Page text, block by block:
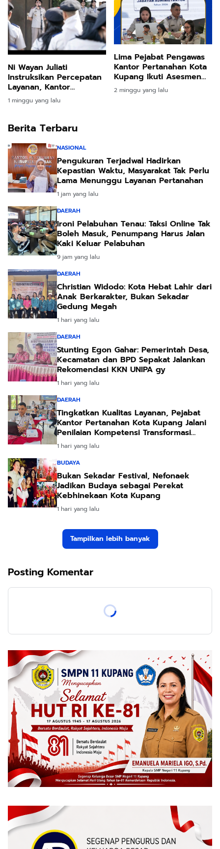
Ni Wayan Juliati
Instruksikan Percepatan
Layanan, Kantor
Pertanahan Kota Kupang
Genjot Penyelesaian
1 minggu yang lalu
Lima Pejabat Pengawas
Kantor Pertanahan Kota
Kupang Ikuti Asesmen
Kelompok Rencana
Suksesi Jabatan
2 minggu yang lalu
Berita Terbaru
NASIONAL
Pengukuran Terjadwal Hadirkan
Kepastian Waktu, Masyarakat Tak Perlu
Lama Menunggu Layanan Pertanahan
1 jam yang lalu
DAERAH
Ironi Pelabuhan Tenau: Taksi Online Tak
Boleh Masuk, Penumpang Harus Jalan
Kaki Keluar Pelabuhan
9 jam yang lalu
DAERAH
Christian Widodo: Kota Hebat Lahir dari
Anak Berkarakter, Bukan Sekadar
Gedung Megah
1 hari yang lalu
DAERAH
Stunting Egon Gahar: Pemerintah Desa,
Kecamatan dan BPD Sepakat Jalankan
Rekomendasi KKN UNIPA gy
1 hari yang lalu
DAERAH
Tingkatkan Kualitas Layanan, Pejabat
Kantor Pertanahan Kota Kupang Jalani
Penilaian Kompetensi Transformasi
Pelayanan
1 hari yang lalu
BUDAYA
Bukan Sekadar Festival, Nefonaek
Jadikan Budaya sebagai Perekat
Kebhinekaan Kota Kupang
1 hari yang lalu
Tampilkan lebih banyak
Posting Komentar